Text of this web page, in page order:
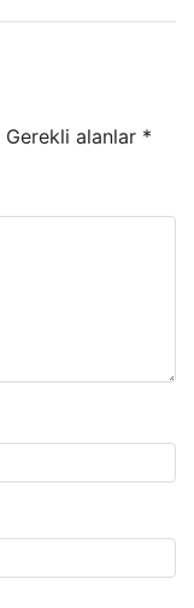
Gerekli alanlar *